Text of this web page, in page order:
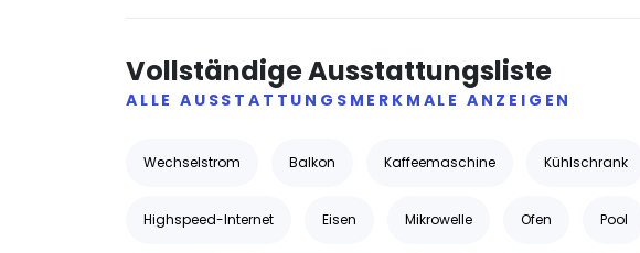
Vollständige Ausstattungsliste
ALLE AUSSTATTUNGSMERKMALE ANZEIGEN
Wechselstrom Balkon Kaffeemaschine Kühlschrank
Highspeed-Internet Eisen Mikrowelle Ofen Pool